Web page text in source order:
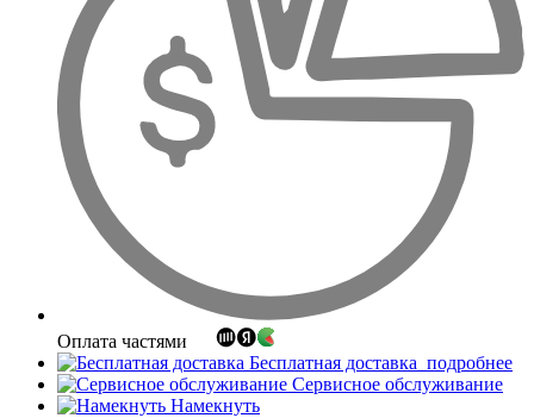
Оплата частями
Бесплатная доставка подробнее
Сервисное обслуживание
Намекнуть